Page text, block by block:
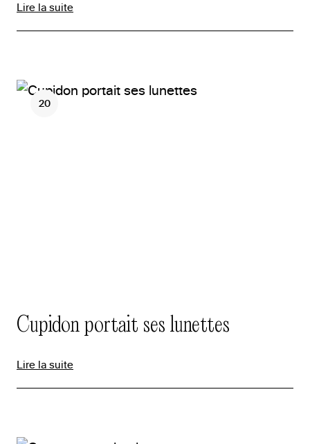
Lire la suite
20
Cupidon portait ses lunettes
Lire la suite